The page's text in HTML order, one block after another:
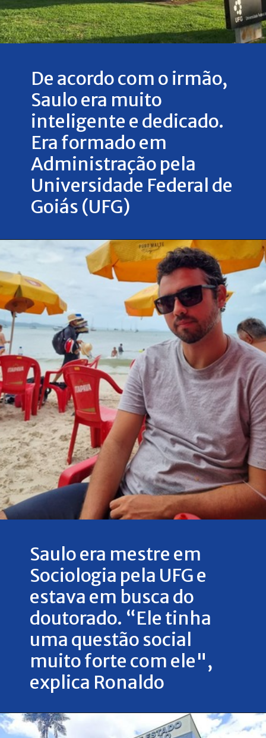
De acordo com o irmão,
Saulo era muito
inteligente e dedicado.
Era formado em
Administração pela
Universidade Federal de
Goiás (UFG)
Saulo era mestre em
Sociologia pela UFG e
estava em busca do
doutorado. “Ele tinha
uma questão social
muito forte com ele",
explica Ronaldo